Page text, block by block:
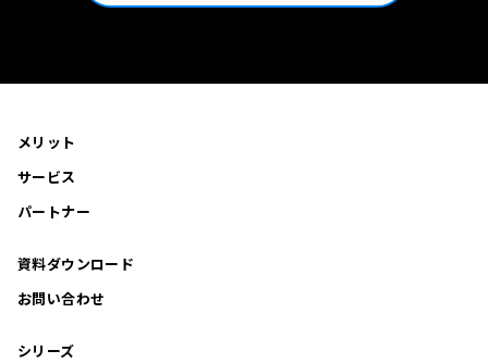
メリット
サービス
パートナー
資料ダウンロード
お問い合わせ
シリーズ